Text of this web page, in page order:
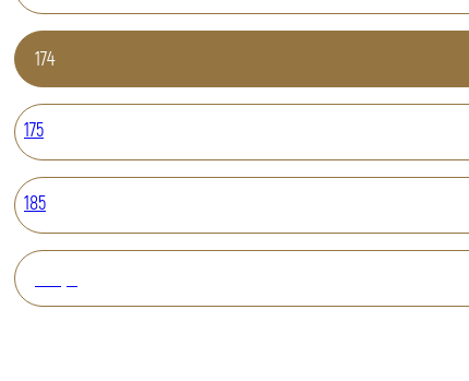
174
175
185